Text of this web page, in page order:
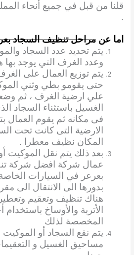
قلنا من قبل في جميع أنحاء
.
اما عنمراحل تنظيف السجاد
يتم تحديد عدد السجاد
وعدد الغرف التي يوجد بها
يتم توزيع العمال على
حتى يقومو بطي وثني
علي ارضية الغرف ، ثم
الغسيل باستثناء السجاد
فى مكانه ثم يقوم العمال
الارضية التى كانت تحت
المكان نظيف معطرا .
بعد ذلك يتم نقل الموكيت
عمال شركة افضل شركة
بعرعر في السيارات
بدورها الى الانتقال الى
هناك تنظيف وتعقيم
الأتربة والأوساخ
المخصصة لذلك
يتم نقع السجاد أو
مساحيق الغسيل و